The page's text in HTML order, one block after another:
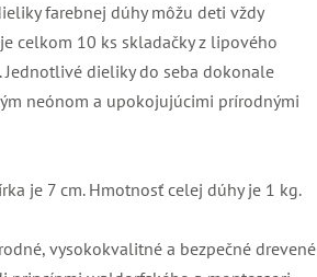
farebnej dúhy môžu deti vždy
celkom 10 ks skladačky z lipového
dieliky do seba dokonale
neónom a upokojujúcimi prírodnými
je 7 cm. Hmotnosť celej dúhy je 1 kg.
vysokokvalitné a bezpečné drevené